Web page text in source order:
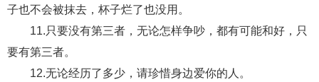
子也不会被抹去，杯子烂了也没用。
11.只要没有第三者，无论怎样争吵，都有可能和好，只
要有第三者。
12.无论经历了多少，请珍惜身边爱你的人。